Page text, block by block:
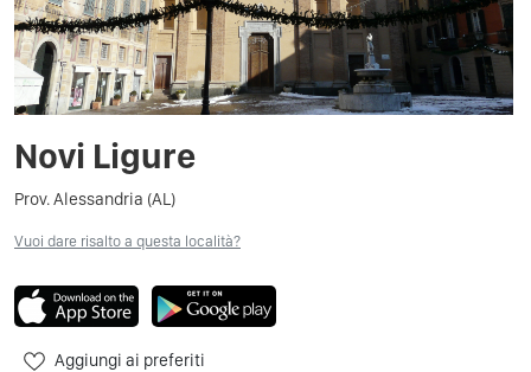
Novi Ligure
Prov. Alessandria (AL)
Vuoi dare risalto a questa località?
Aggiungi ai preferiti